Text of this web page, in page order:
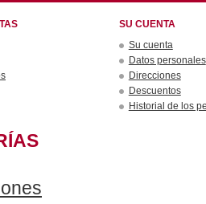
SU CUENTA
Su cuenta
Datos personales
Direcciones
Descuentos
Historial de los